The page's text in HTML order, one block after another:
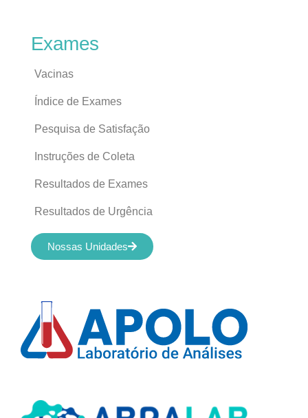
Exames
Vacinas
Índice de Exames
Pesquisa de Satisfação
Instruções de Coleta
Resultados de Exames
Resultados de Urgência
Nossas Unidades